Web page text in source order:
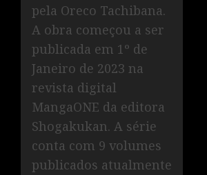
pela Oreco Tachibana.
A obra começou a ser
publicada em 1º de
Janeiro de 2023 na
revista digital
MangaONE da editora
Shogakukan. A série
conta com 9 volumes
publicados atualmente